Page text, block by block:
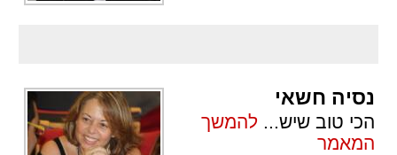
נסיה חשאי
הכי טוב שיש... להמשך
המאמר